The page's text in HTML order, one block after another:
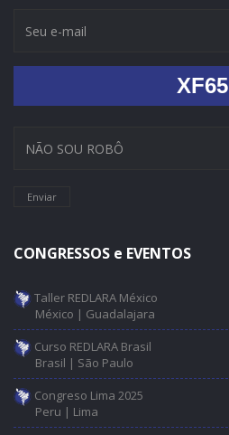
XF65
Enviar
CONGRESSOS e EVENTOS
Taller REDLARA México
México | Guadalajara
Curso REDLARA Brasil
Brasil | São Paulo
Congreso Lima 2025
Peru | Lima